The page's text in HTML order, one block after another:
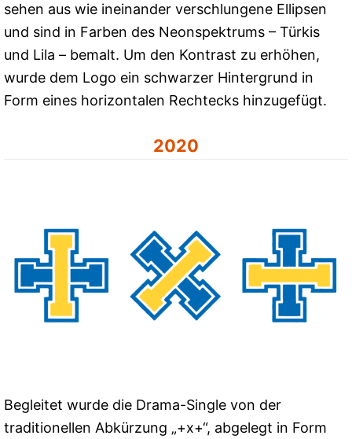
sehen aus wie ineinander verschlungene Ellipsen
und sind in Farben des Neonspektrums – Türkis
und Lila – bemalt. Um den Kontrast zu erhöhen,
wurde dem Logo ein schwarzer Hintergrund in
Form eines horizontalen Rechtecks ​​hinzugefügt.
2020
Begleitet wurde die Drama-Single von der
traditionellen Abkürzung „+x+“, abgelegt in Form